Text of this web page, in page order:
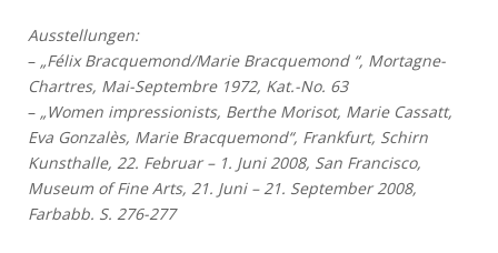
Ausstellungen:
– „Félix Bracquemond/Marie Bracquemond “, Mortagne-
Chartres, Mai-Septembre 1972, Kat.-No. 63
– „Women impressionists, Berthe Morisot, Marie Cassatt,
Eva Gonzalès, Marie Bracquemond“, Frankfurt, Schirn
Kunsthalle, 22. Februar – 1. Juni 2008, San Francisco,
Museum of Fine Arts, 21. Juni – 21. September 2008,
Farbabb. S. 276-277